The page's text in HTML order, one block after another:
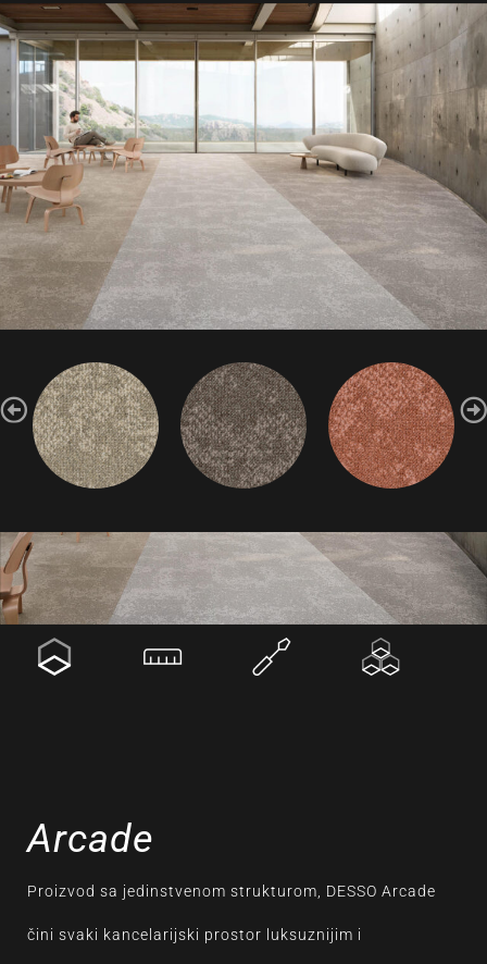
Arcade
Proizvod sa jedinstvenom strukturom, DESSO Arcade
čini svaki kancelarijski prostor luksuznijim i